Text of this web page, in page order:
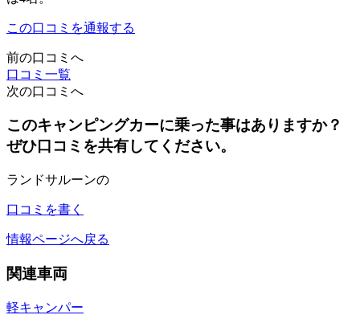
この口コミを通報する
前の口コミへ
口コミ一覧
次の口コミへ
このキャンピングカーに乗った事はありますか？
ぜひ口コミを共有してください。
ランドサルーンの
口コミを書く
情報ページへ戻る
関連車両
軽キャンパー